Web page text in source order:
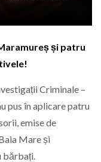
și patru
Criminale –
pus în aplicare patru
emise de
Mare și
bărbați.